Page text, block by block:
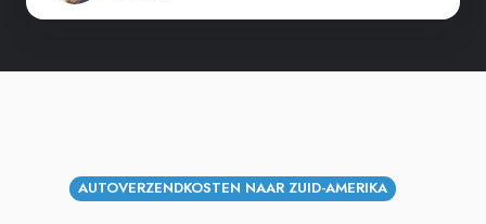
Gesprek
AUTOVERZENDKOSTEN NAAR ZUID-AMERIKA